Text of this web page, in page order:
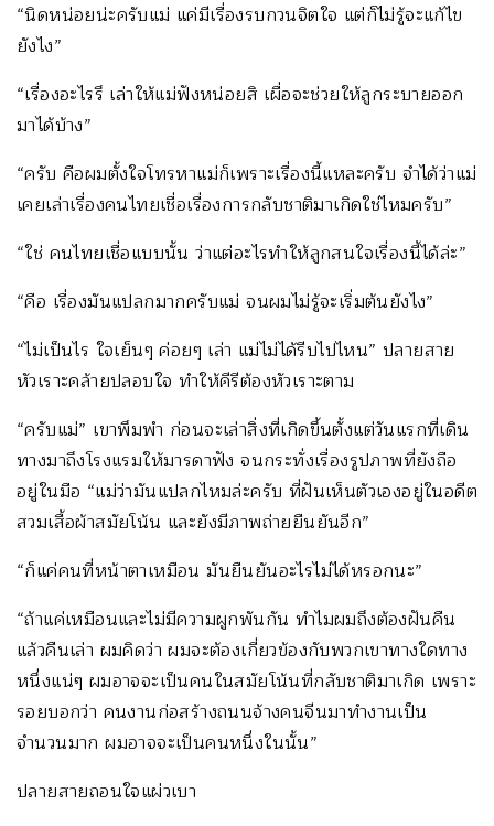
“นิดหน่อยน่ะครับแม่ แค่มีเรื่องรบกวนจิตใจ แต่ก็ไม่รู้จะแก้ไข
ยังไง”
“เรื่องอะไรรึ เล่าให้แม่ฟังหน่อยสิ เผื่อจะช่วยให้ลูกระบายออก
มาได้บ้าง”
“ครับ คือผมตั้งใจโทรหาแม่ก็เพราะเรื่องนี้แหละครับ จำได้ว่าแม่
เคยเล่าเรื่องคนไทยเชื่อเรื่องการกลับชาติมาเกิดใช่ไหมครับ”
“ใช่ คนไทยเชื่อแบบนั้น ว่าแต่อะไรทำให้ลูกสนใจเรื่องนี้ได้ล่ะ”
“คือ เรื่องมันแปลกมากครับแม่ จนผมไม่รู้จะเริ่มต้นยังไง”
“ไม่เป็นไร ใจเย็นๆ ค่อยๆ เล่า แม่ไม่ได้รีบไปไหน” ปลายสาย
หัวเราะคล้ายปลอบใจ ทำให้คีรีต้องหัวเราะตาม
“ครับแม่” เขาพึมพำ ก่อนจะเล่าสิ่งที่เกิดขึ้นตั้งแต่วันแรกที่เดิน
ทางมาถึงโรงแรมให้มารดาฟัง จนกระทั่งเรื่องรูปภาพที่ยังถือ
อยู่ในมือ “แม่ว่ามันแปลกไหมล่ะครับ ที่ฝันเห็นตัวเองอยู่ในอดีต
สวมเสื้อผ้าสมัยโน้น และยังมีภาพถ่ายยืนยันอีก”
“ก็แค่คนที่หน้าตาเหมือน มันยืนยันอะไรไม่ได้หรอกนะ”
“ถ้าแค่เหมือนและไม่มีความผูกพันกัน ทำไมผมถึงต้องฝันคืน
แล้วคืนเล่า ผมคิดว่า ผมจะต้องเกี่ยวข้องกับพวกเขาทางใดทาง
หนึ่งแน่ๆ ผมอาจจะเป็นคนในสมัยโน้นที่กลับชาติมาเกิด เพราะ
รอยบอกว่า คนงานก่อสร้างถนนจ้างคนจีนมาทำงานเป็น
จำนวนมาก ผมอาจจะเป็นคนหนึ่งในนั้น”
ปลายสายถอนใจแผ่วเบา